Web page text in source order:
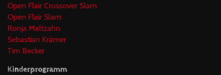
Open Flair Crossover Slam
Open Flair Slam
Ronja Maltzahn
Sebastian Krämer
Tim Becker
Kinderprogramm